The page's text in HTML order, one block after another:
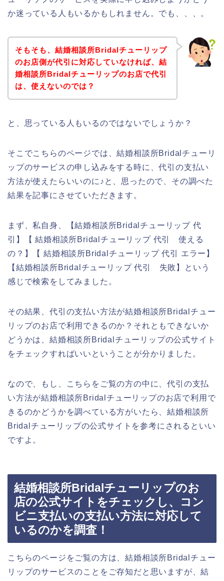
か迷っている人もいるかもしれません。でも、、、。
そもそも、結婚相談所Bridalチューリップ
のお店側が代引に対応していなければ、結
婚相談所Bridalチューリップのお店で代引
は、使えないのでは？
と、思っている人もいるのではないでしょうか？
そこでこちらのページでは、結婚相談所Bridalチューリ
ップのサービスの申し込みをする時に、代引の支払い
方法が使えたらいいのに♪と、思ったので、その調べた
結果を記事にさせていただきます。
まず、私自身、【結婚相談所Bridalチューリップ 代
引】【 結婚相談所Bridalチューリップ 代引 使える
の？】【 結婚相談所Bridalチューリップ 代引 エラー】
【結婚相談所Bridalチューリップ 代引 失敗】という
感じで検索をしてみました。
その結果、代引の支払い方法が結婚相談所Bridalチュー
リップのお店で利用できるのか？それともできないか
どうかは、結婚相談所Bridalチューリップの公式サイト
をチェックすればいいということが分かりました。
なので、もし、こちらをご覧の方の中に、代引の支払
い方法が結婚相談所Bridalチューリップのお店で利用で
きるのかどうかを調べている方がいたら、結婚相談所
Bridalチューリップの公式サイトを参考にされるといい
ですよ。
結婚相談所Bridalチューリップのお
店の公式サイトをチェックし、コン
ビニ支払いの支払い方法に対応して
いるのかを調査！
こちらのページをご覧の方は、結婚相談所Bridalチュー
リップのサービスのことをご存知だと思いますが、結